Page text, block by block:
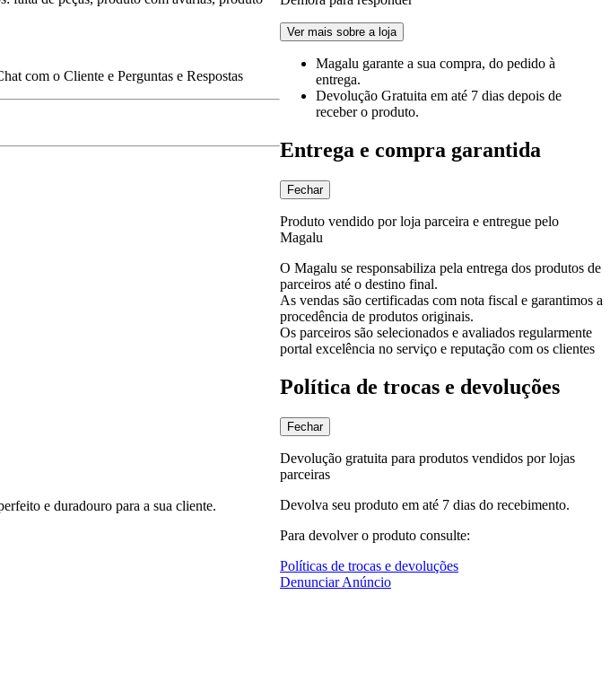
com o Cliente e Perguntas e Respostas
Ver mais sobre a loja
Magalu garante a sua compra, do pedido à
entrega.
Devolução Gratuita em até 7 dias depois de
receber o produto.
Entrega e compra garantida
Fechar
Produto vendido por loja parceira e entregue pelo
Magalu
O Magalu se responsabiliza pela entrega dos produtos de
parceiros até o destino final.
As vendas são certificadas com nota fiscal e garantimos a
procedência de produtos originais.
Os parceiros são selecionados e avaliados regularmente
portal excelência no serviço e reputação com os clientes
Política de trocas e devoluções
Fechar
Devolução gratuita para produtos vendidos por lojas
parceiras
Devolva seu produto em até 7 dias do recebimento.
Para devolver o produto consulte:
Políticas de trocas e devoluções
Denunciar Anúncio
e duradouro para a sua cliente.